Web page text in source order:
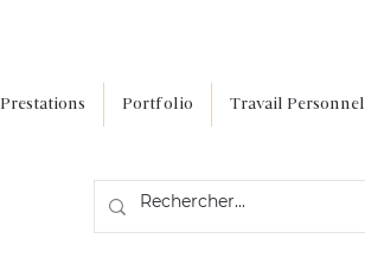
Prestations Portfolio Travail Personnel